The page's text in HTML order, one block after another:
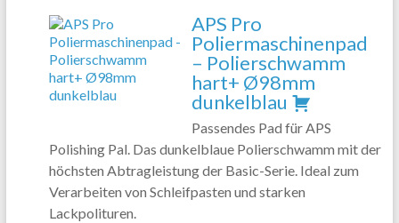
APS Pro
Poliermaschinenpad
– Polierschwamm
hart+ Ø98mm
dunkelblau
Passendes Pad für APS
Polishing Pal. Das dunkelblaue Polierschwamm mit der
höchsten Abtragleistung der Basic-Serie. Ideal zum
Verarbeiten von Schleifpasten und starken
Lackpolituren.